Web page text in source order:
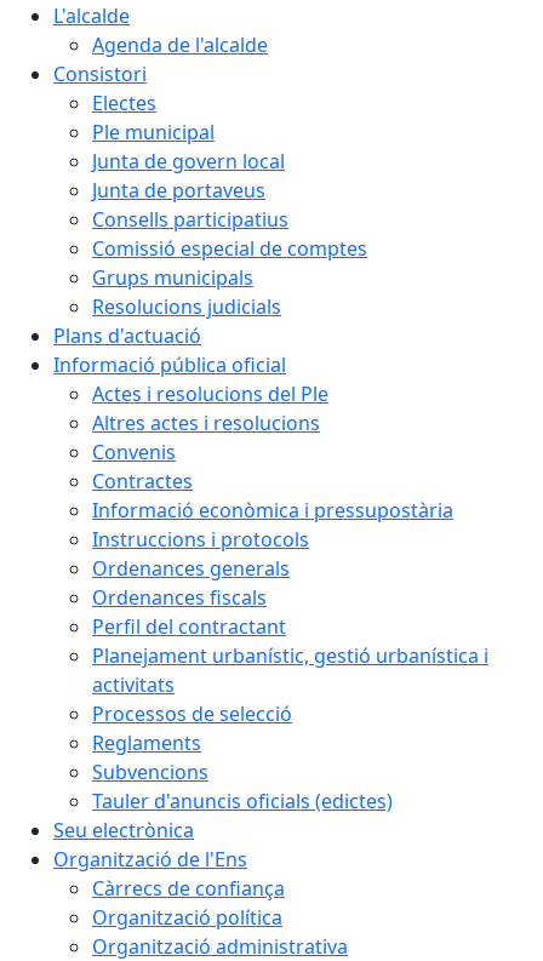
L'alcalde
Agenda de l'alcalde
Consistori
Electes
Ple municipal
Junta de govern local
Junta de portaveus
Consells participatius
Comissió especial de comptes
Grups municipals
Resolucions judicials
Plans d'actuació
Informació pública oficial
Actes i resolucions del Ple
Altres actes i resolucions
Convenis
Contractes
Informació econòmica i pressupostària
Instruccions i protocols
Ordenances generals
Ordenances fiscals
Perfil del contractant
Planejament urbanístic, gestió urbanística i
activitats
Processos de selecció
Reglaments
Subvencions
Tauler d'anuncis oficials (edictes)
Seu electrònica
Organització de l'Ens
Càrrecs de confiança
Organització política
Organització administrativa